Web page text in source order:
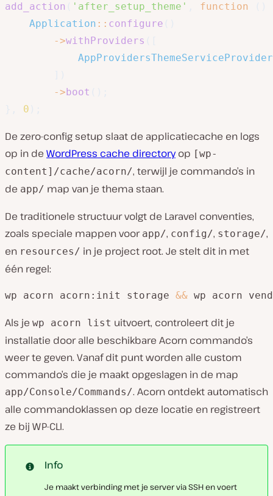
add_action 'after_setup_theme' function
Application :: configure
->withProviders
AppProvidersThemeServiceProvider
->boot
0
De zero-config setup slaat de applicatiecache en logs
op in de WordPress cache directoryop [wp-
content]/cache/acorn/, terwijl je commando’s in
de app/ map van je thema staan.
De traditionele structuur volgt de Laravel conventies,
zoals speciale mappen voor app/, config/, storage/,
en resources/ in je project root. Je stelt dit in met
één regel:
wp acorn acorn:init storage && wp acorn
Als je wp acorn list uitvoert, controleert dit je
installatie door alle beschikbare Acorn commando’s
weer te geven. Vanaf dit punt worden alle custom
commando’s die je maakt opgeslagen in de map
app/Console/Commands/. Acorn ontdekt automatisch
alle commandoklassen op deze locatie en registreert
ze bij WP-CLI.
Info
Je maakt verbinding met je server via SSH en voert